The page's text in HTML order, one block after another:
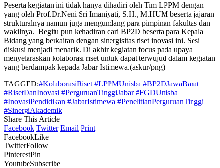
Peserta kegiatan ini tidak hanya dihadiri oleh Tim LPPM dengan
yang oleh Prof.Dr.Neni Sri Imaniyati, S.H., M.HUM beserta jajaran
strukturalnya namun juga mengundang para pimpinan fakultas dan
wakilnya. Begitu pun kehadiran dari BP2D beserta para Kepala
Bidang yang berkaitan dengan sinergisitas riset inovasi ini. Sesi
diskusi menjadi menarik. Di akhir kegiatan focus pada upaya
menyelaraskan kolaborasi riset untuk dapat terwujud dalam kegiatan
yang berdampak kepada Jabar Istimewa.(askur/png)
TAGGED:#KolaborasiRiset #LPPMUnisba #BP2DJawaBarat
#RisetDanInovasi #PerguruanTinggiJabar #FGDUnisba
#InovasiPendidikan #JabarIstimewa #PenelitianPerguruanTinggi
#SinergiAkademik
Share This Article
Facebook Twitter Email Print
FacebookLike
TwitterFollow
PinterestPin
YoutubeSubscribe